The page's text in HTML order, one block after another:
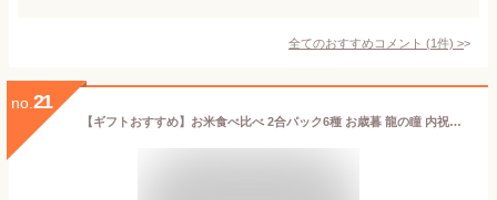
全てのおすすめコメント (1件) >
no. 21
【ギフトおすすめ】お米食べ比べ 2合パック6種 お歳暮 龍の瞳 内祝い お中元 入学内祝 快気祝 香典返し 魚沼 つや姫 ゆめぴりか さがびより 森のくまさん 米問屋蔵之助 お米ギフト 詰め合わせ 内祝い 出産内祝い 快気祝い お返し 結婚内祝い 出産祝い 香典返し 新築祝い